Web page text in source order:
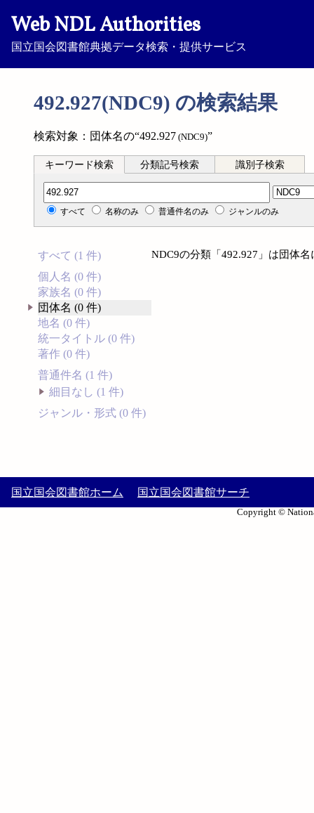
Web NDL Authorities
国立国会図書館典拠データ検索・提供サービス
492.927(NDC9) の検索結果
検索対象：団体名の“492.927 (NDC9)”
キーワード検索 分類記号検索 識別子検索
分類記号検索
すべて 名称のみ 普通件名のみ ジャンルのみ
すべて (1 件)
個人名 (0 件)
家族名 (0 件)
団体名 (0 件)
地名 (0 件)
統一タイトル (0 件)
著作 (0 件)
普通件名 (1 件)
細目なし (1 件)
ジャンル・形式 (0 件)
NDC9の分類「492.927」は団体
国立国会図書館ホーム 国立国会図書館サーチ
Copyright ©